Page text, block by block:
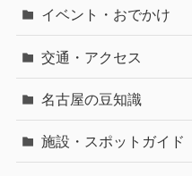
イベント・おでかけ
交通・アクセス
名古屋の豆知識
施設・スポットガイド